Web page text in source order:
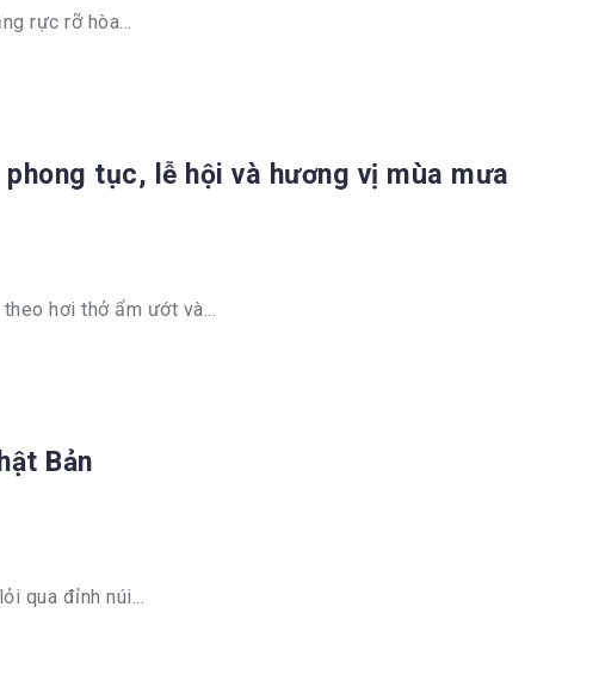
rực rỡ hòa...
tục, lễ hội và hương vị mùa mưa
hơi thở ẩm ướt và...
Bản
qua đỉnh núi...